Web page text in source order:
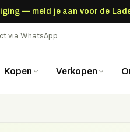
— meld je aan voor de
via WhatsApp
Kopen Verkopen